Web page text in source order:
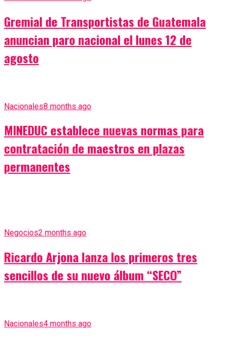
Gremial de Transportistas de Guatemala
anuncian paro nacional el lunes 12 de
agosto
Nacionales8 months ago
MINEDUC establece nuevas normas para
contratación de maestros en plazas
permanentes
Negocios2 months ago
Ricardo Arjona lanza los primeros tres
sencillos de su nuevo álbum “SECO”
Nacionales4 months ago